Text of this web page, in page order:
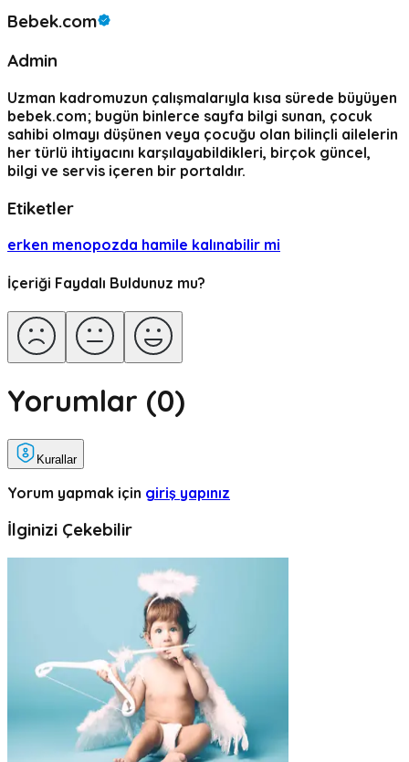
Bebek.com
Admin
Uzman kadromuzun çalışmalarıyla kısa sürede büyüyen
bebek.com; bugün binlerce sayfa bilgi sunan, çocuk
sahibi olmayı düşünen veya çocuğu olan bilinçli ailelerin
her türlü ihtiyacını karşılayabildikleri, birçok güncel,
bilgi ve servis içeren bir portaldır.
Etiketler
erken menopozda hamile kalınabilir mi
İçeriği Faydalı Buldunuz mu?
Yorumlar (0)
Kurallar
Yorum yapmak için giriş yapınız
İlginizi Çekebilir